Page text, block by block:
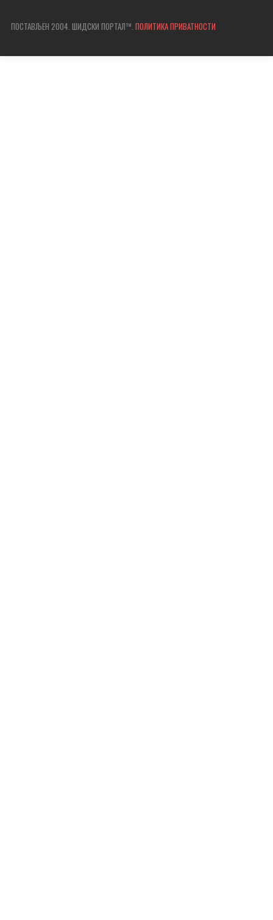
ПОСТАВЉЕН 2004. ШИДСКИ ПОРТАЛ™. ПОЛИТИКА ПРИВАТНОСТИ